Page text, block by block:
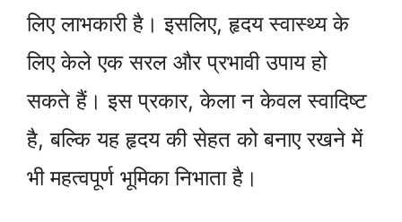
लिए लाभकारी है। इसलिए, हृदय स्वास्थ्य के
लिए केले एक सरल और प्रभावी उपाय हो
सकते हैं। इस प्रकार, केला न केवल स्वादिष्ट
है, बल्कि यह हृदय की सेहत को बनाए रखने में
भी महत्वपूर्ण भूमिका निभाता है।